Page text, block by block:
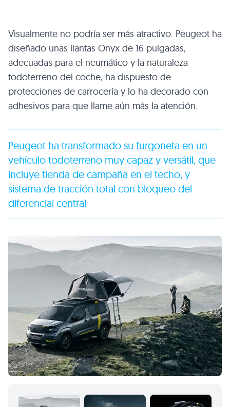
Visualmente no podría ser más atractivo. Peugeot ha
diseñado unas llantas Onyx de 16 pulgadas,
adecuadas para el neumático y la naturaleza
todoterreno del coche, ha dispuesto de
protecciones de carrocería y lo ha decorado con
adhesivos para que llame aún más la atención.
Peugeot ha transformado su furgoneta en un
vehículo todoterreno muy capaz y versátil, que
incluye tienda de campaña en el techo, y
sistema de tracción total con bloqueo del
diferencial central